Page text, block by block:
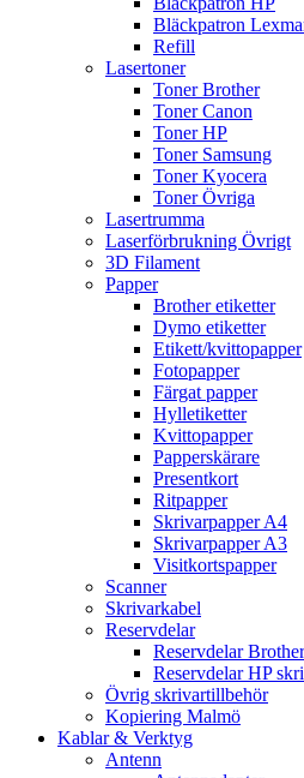
Bläckpatron
Refill
Lasertoner
Toner Brother
Toner Canon
Toner HP
Toner Samsung
Toner Kyocera
Toner Övriga
Lasertrumma
Laserförbrukning Övrigt
3D Filament
Papper
Brother etiketter
Dymo etiketter
Etikett/kvittopapper
Fotopapper
Färgat papper
Hylletiketter
Kvittopapper
Papperskärare
Presentkort
Ritpapper
Skrivarpapper A4
Skrivarpapper A3
Visitkortspapper
Scanner
Skrivarkabel
Reservdelar
Reservdelar
Reservdelar HP
Övrig skrivartillbehör
Kopiering Malmö
Kablar & Verktyg
Antenn